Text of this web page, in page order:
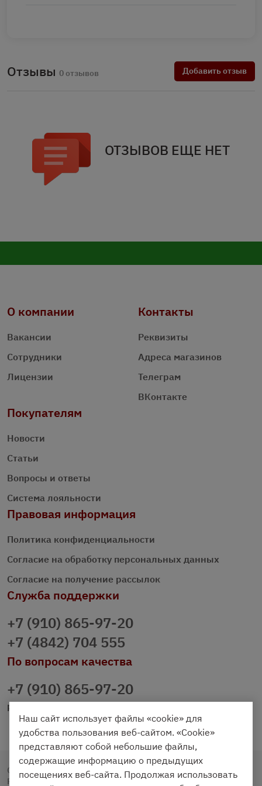
Отзывы 0 отзывов Добавить отзыв
ОТЗЫВОВ ЕЩЕ НЕТ
О компании
Вакансии
Сотрудники
Лицензии
Контакты
Реквизиты
Адреса магазинов
Телеграм
ВКонтакте
Покупателям
Новости
Статьи
Вопросы и ответы
Система лояльности
Правовая информация
Политика конфиденциальности
Согласие на обработку персональных данных
Согласие на получение рассылок
Служба поддержки
+7 (910) 865-97-20
+7 (4842) 704 555
По вопросам качества
+7 (910) 865-97-20
prazdnichniy40@palmi.ru
Copyright © 2020 - 2026. Праздничный Стол.
Разработка и продвижение - Vegas Studio
Наш сайт использует файлы «cookie» для
удобства пользования веб-сайтом. «Cookie»
представляют собой небольшие файлы,
содержащие информацию о предыдущих
посещениях веб-сайта. Продолжая использовать